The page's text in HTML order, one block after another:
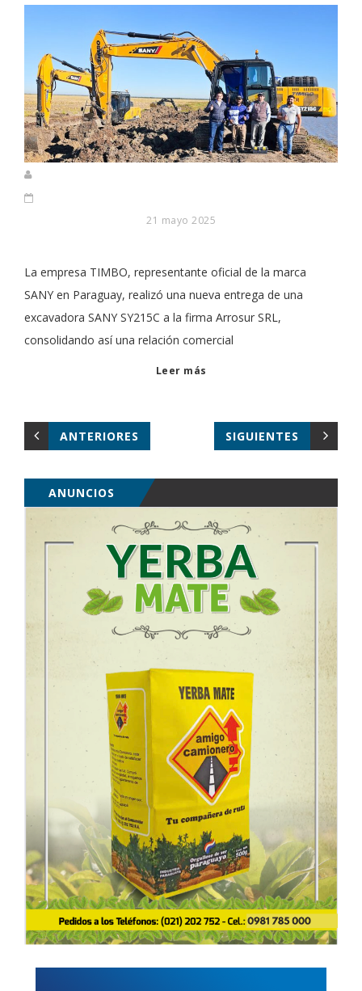
21 mayo 2025
La empresa TIMBO, representante oficial de la marca
SANY en Paraguay, realizó una nueva entrega de una
excavadora SANY SY215C a la firma Arrosur SRL,
consolidando así una relación comercial
Leer más
ANTERIORES SIGUIENTES
ANUNCIOS